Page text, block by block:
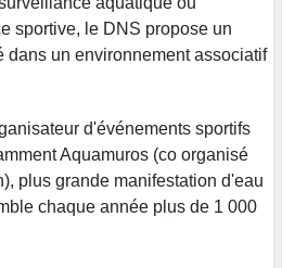
sportive, le DNS propose un
dans un environnement associatif
d'événements sportifs
Aquamuros (co organisé
plus grande manifestation d'eau
chaque année plus de 1 000